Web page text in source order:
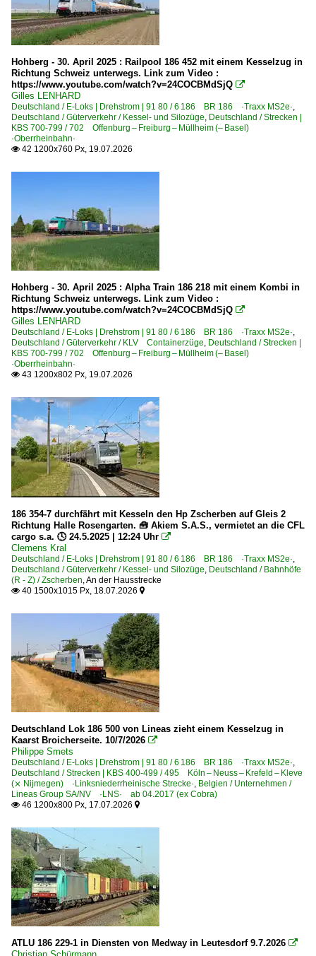
Boisheim
Bonn
Bonn-Mehlem
Boppard
Bremen Hbf ·HB·
Breyell
Brohl
Brühl
Burgkemnitz
Chemnitz (Karl-Marx-Stadt)
Dedensen-Gümmer
Delitzsch
Denzlingen
Dresden (sonstige)
Dresden Freiberger Straße
Dresden Hbf ·DH·
Dresden-Neustadt
Duisburg Hbf ·EDG·
Duisburg (sonstige)
Dülken
Düren
Düsseldorf Hbf ·KD·
Eberswalde
Ediger-Eller
Eichenberg
Eichstätt
Eilsleben
Elze
Eschweiler
Essen Hbf ·EE·
Bahnhöfe (F - K)
Frankenthal Hbf
Frankfurt am Main (sonstige)
Frankfurt (Oder) Pbf ·BFP·
Freilassing
Gelsenkirchen-Buer-Nord
Graben-Neudorf
Grevenbroich
Großkorbetha
Guntersblum
Güterglück
Hohberg - 30. April 2025 : Railpool 186 452 mit einem Kesselzug in
Richtung Schweiz unterwegs. Link zum Video :
https://www.youtube.com/watch?v=24COCBMdSjQ 
Gilles LENHARD
Deutschland / E-Loks | Drehstrom | 91 80 / 6 186 BR 186 ·Traxx MS2e·,
Deutschland / Güterverkehr / Kessel- und Silozüge, Deutschland / Strecken |
KBS 700-799 / 702 Offenburg – Freiburg – Müllheim (– Basel)
·Oberrheinbahn·
 42 1200x760 Px, 19.07.2026
Hohberg - 30. April 2025 : Alpha Train 186 218 mit einem Kombi in
Richtung Schweiz unterwegs. Link zum Video :
https://www.youtube.com/watch?v=24COCBMdSjQ 
Gilles LENHARD
Deutschland / E-Loks | Drehstrom | 91 80 / 6 186 BR 186 ·Traxx MS2e·,
Deutschland / Güterverkehr / KLV Containerzüge, Deutschland / Strecken |
KBS 700-799 / 702 Offenburg – Freiburg – Müllheim (– Basel)
·Oberrheinbahn·
 43 1200x802 Px, 19.07.2026
186 354-7 durchfährt mit Kesseln den Hp Zscherben auf Gleis 2
Richtung Halle Rosengarten. 🧰 Akiem S.A.S., vermietet an die CFL
cargo s.a. 🕓 24.5.2025 | 12:24 Uhr 
Clemens Kral
Deutschland / E-Loks | Drehstrom | 91 80 / 6 186 BR 186 ·Traxx MS2e·,
Deutschland / Güterverkehr / Kessel- und Silozüge, Deutschland / Bahnhöfe
(R - Z) / Zscherben,An der Hausstrecke
 40 1500x1015 Px, 18.07.2026 
Deutschland Lok 186 500 von Lineas zieht einem Kesselzug in
Kaarst Broicherseite. 10/7/2026 
Philippe Smets
Deutschland / E-Loks | Drehstrom | 91 80 / 6 186 BR 186 ·Traxx MS2e·,
Deutschland / Strecken | KBS 400-499 / 495 Köln – Neuss – Krefeld – Kleve
(⨯ Nijmegen) ·Linksniederrheinische Strecke·, Belgien / Unternehmen /
Lineas Group SA/NV ·LNS· ab 04.2017 (ex Cobra)
 46 1200x800 Px, 17.07.2026 
ATLU 186 229-1 in Diensten von Medway in Leutesdorf 9.7.2026 